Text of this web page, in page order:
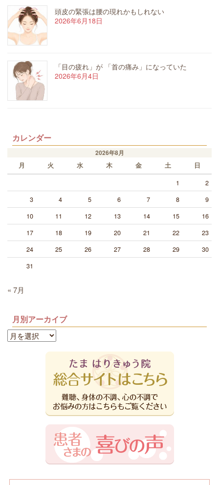
頭皮の緊張は腰の現れかもしれない
2026年6月18日
「目の疲れ」が 「首の痛み」になっていた
2026年6月4日
カレンダー
2026年8月
月
火 水 木 金 土 日
1
2
3
4 5 6 7 8
9
10
11 12 13 14 15
16
17
18 19 20 21 22
23
24
25 26 27 28 29
30
31
« 7月
月別アーカイブ
月
別